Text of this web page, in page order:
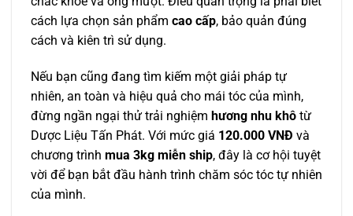
cách lựa chọn sản phẩm cao cấp, bảo quản đúng
cách và kiên trì sử dụng.
Nếu bạn cũng đang tìm kiếm một giải pháp tự
nhiên, an toàn và hiệu quả cho mái tóc của mình,
đừng ngần ngại thử trải nghiệm hương nhu khô từ
Dược Liệu Tấn Phát. Với mức giá 120.000 VNĐ và
chương trình mua 3kg miễn ship, đây là cơ hội tuyệt
vời để bạn bắt đầu hành trình chăm sóc tóc tự nhiên
của mình.